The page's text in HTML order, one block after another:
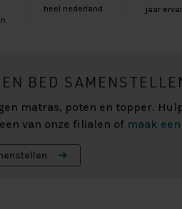
heel nederland
jaar
BED
matras, poten en topper.
van onze filialen of maak